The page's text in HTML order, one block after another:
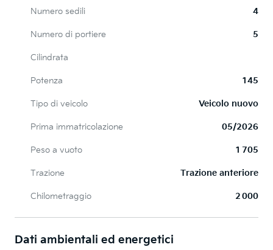
Numero sedili 4
Numero di portiere 5
Cilindrata
Potenza 145
Tipo di veicolo Veicolo nuovo
Prima immatricolazione 05/2026
Peso a vuoto 1 705
Trazione Trazione anteriore
Chilometraggio 2 000
Dati ambientali ed energetici